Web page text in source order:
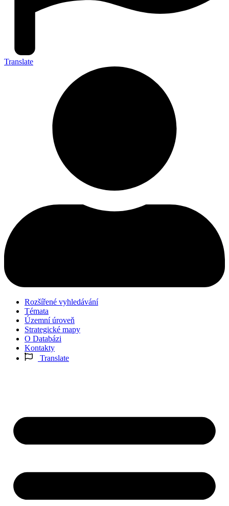
Translate
Rozšířené vyhledávání
Témata
Územní úroveň
Strategické mapy
O Databázi
Kontakty
Translate